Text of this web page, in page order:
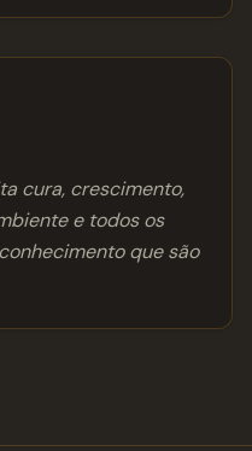
cura, crescimento,
e todos os
que são